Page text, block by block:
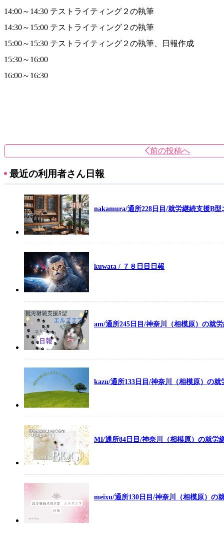
14:00～14:30 テストライティング２の執筆
14:30～15:00 テストライティング２の執筆
15:00～15:30 テストライティング２の執筆、日報作成
15:30～16:00
16:00～16:30
前の投稿へ
最近の利用者さん日報
nakamura/通所228日目/就労継続支援B型
kuwata / ７８日目日報
am/通所245日目/神奈川（相模原）の就
kazu/通所133日目/神奈川（相模原）の
MI/通所84日目/神奈川（相模原）の就労
meixu/通所130日目/神奈川（相模原）の